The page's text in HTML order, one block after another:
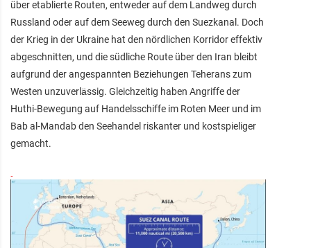
über etablierte Routen, entweder auf dem Landweg durch
Russland oder auf dem Seeweg durch den Suezkanal. Doch
der Krieg in der Ukraine hat den nördlichen Korridor effektiv
abgeschnitten, und die südliche Route über den Iran bleibt
aufgrund der angespannten Beziehungen Teherans zum
Westen unzuverlässig. Gleichzeitig haben Angriffe der
Huthi-Bewegung auf Handelsschiffe im Roten Meer und im
Bab al-Mandab den Seehandel riskanter und kostspieliger
gemacht.